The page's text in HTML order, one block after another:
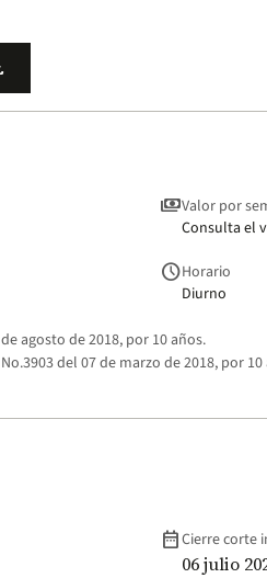
paymentsValor por
Consulta el
scheduleHorario
Diurno
agosto de 2018, por 10 años.
No.3903 del 07 de marzo de 2018, por 10
date_rangeCierre corte
06 julio